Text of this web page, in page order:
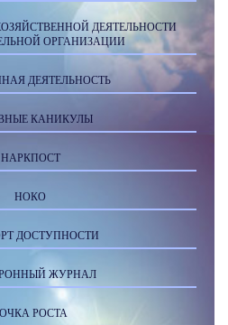
ДЕЯТЕЛЬНОСТИ
ОРГАНИЗАЦИИ
ДЕЯТЕЛЬНОСТЬ
КАНИКУЛЫ
НАРКПОСТ
НОКО
ДОСТУПНОСТИ
ЖУРНАЛ
РОСТА